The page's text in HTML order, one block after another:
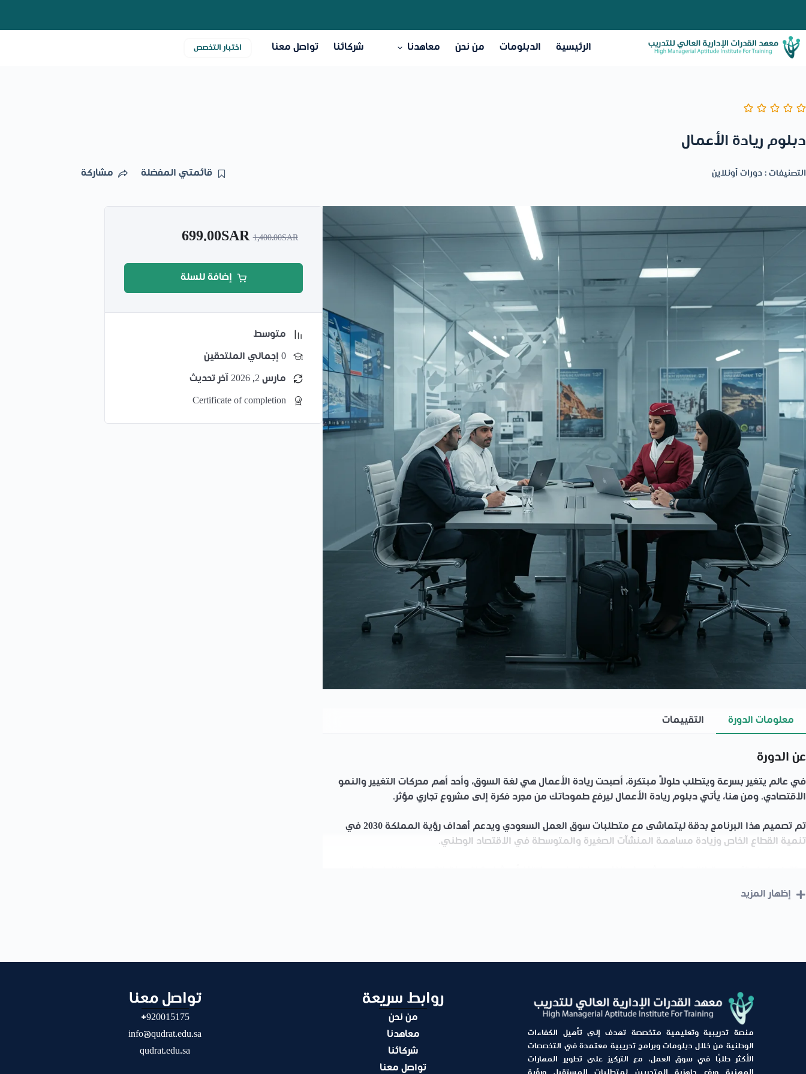
الرئيسية الدبلومات من نحن معاهدنا شركائنا تواصل معنا اختبار التخصص
دبلوم ريادة الأعمال
التصنيفات :دورات أونلاين قائمتي المفضلة مشاركة
معلومات الدورة التقييمات
عن الدورة
في عالم يتغير بسرعة ويتطلب حلولاً مبتكرة، أصبحتريادة الأعمالهي لغة السوق، وأحد أهم محركات التغيير والنمو
الاقتصادي. ومن هنا، يأتيدبلوم ريادة الأعمالليرفع طموحاتك من مجرد فكرة إلى مشروع تجاري مؤثر.
تم تصميم هذا البرنامج بدقة ليتماشى مع متطلباتسوق العمل السعوديويدعم أهدافرؤية المملكة 2030
في
تنمية القطاع الخاص وزيادة مساهمة المنشآت الصغيرة والمتوسطة في الاقتصاد الوطني.
الإدارة الحديثة، وبناء الأعمال المستدامة
والمتوسطة في الاقتصاد السعودي. مع تزايد الحاجة لرواد أعمال مؤهلين، سيوفر لك هذا البرنامج فرصًا متنامية
إظهار المزيد
699.00SAR1,400.00SAR
إضافة للسلة
متوسط
0 إجمالي الملتحقين
مارس 2, 2026 آخر تحديث
Certificate of completion
منصة تدريبية وتعليمية متخصصة تهدف إلى تأهيل الكفاءات
الوطنية من خلال دبلومات وبرامج تدريبية معتمدة في التخصصات
الأكثر طلبًا في سوق العمل، مع التركيز على تطوير المهارات
روابط سريعة
من نحن
معاهدنا
شركائنا
تواصل معنا
تواصل معنا
920015175+
info@qudrat.edu.sa
qudrat.edu.sa